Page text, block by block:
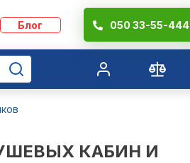
Блог 050 33-55-444
КАБИН И